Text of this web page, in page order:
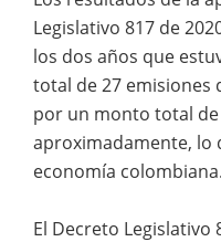
Legislativo 817 de
los dos años que
total de 27 emisiones
por un monto total de
aproximadamente, lo
economía colombiana.
El Decreto Legislativo